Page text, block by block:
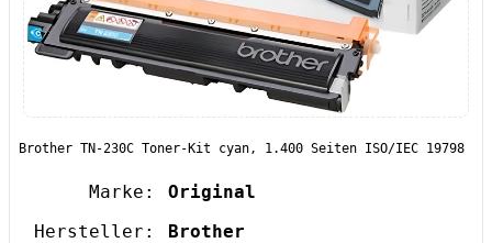
Brother TN-230C Toner-Kit cyan, 1.400 Seiten ISO/IEC 19798
Marke:
Original
Hersteller:
Brother